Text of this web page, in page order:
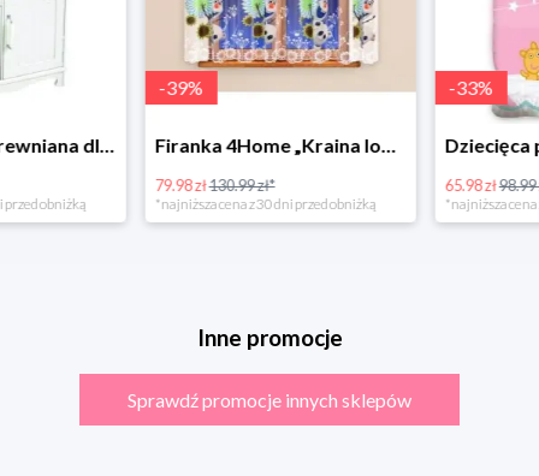
Bino Kuchnia drewniana dla dzieci Provence
obniżką
39%
Firanka 4Home „Kraina lodu” (Frozen)
79.98 zł130.99 zł*
*najniższa cena z 30 dni przed obniżką
33%
65.98 zł98.99 zł*
*najniższa cena z
Inne promocje
Sprawdź promocje innych sklepów